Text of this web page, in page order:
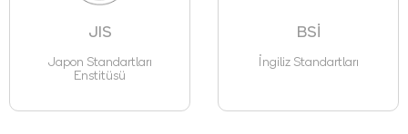
JIS
Japon Standartları
Enstitüsü
BSİ
İngiliz Standartları